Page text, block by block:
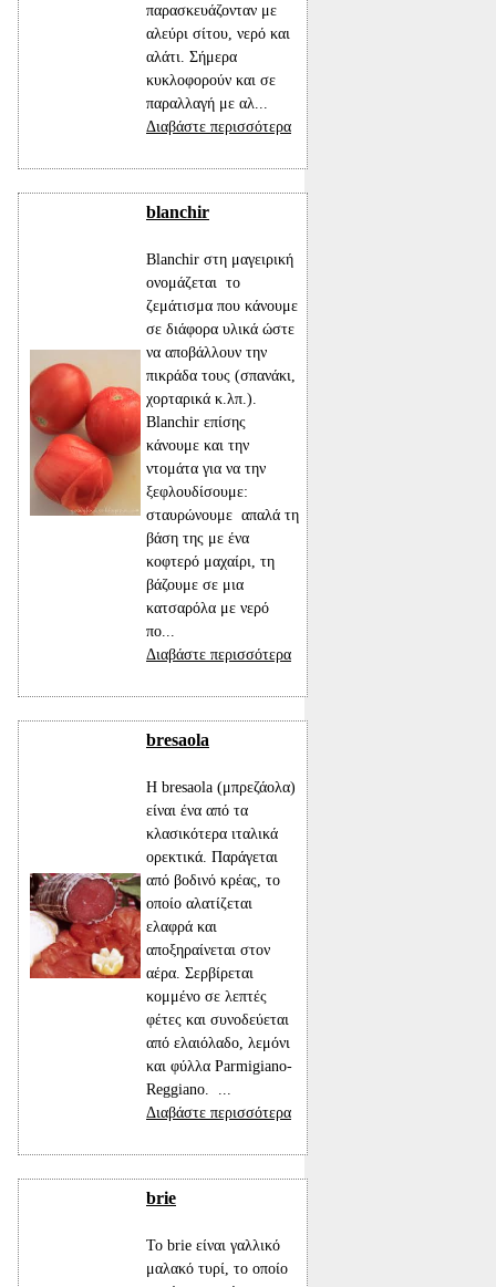
παρασκευάζονταν με
αλεύρι σίτου, νερό και
αλάτι. Σήμερα
κυκλοφορούν και σε
παραλλαγή με αλ...
Διαβάστε περισσότερα
blanchir
Blanchir στη μαγειρική
ονομάζεται το
ζεμάτισμα που κάνουμε
σε διάφορα υλικά ώστε
να αποβάλλουν την
πικράδα τους (σπανάκι,
χορταρικά κ.λπ.).
Blanchir επίσης
κάνουμε και την
ντομάτα για να την
ξεφλουδίσουμε:
σταυρώνουμε απαλά τη
βάση της με ένα
κοφτερό μαχαίρι, τη
βάζουμε σε μια
κατσαρόλα με νερό
πο...
Διαβάστε περισσότερα
bresaola
Η bresaola (μπρεζάολα)
είναι ένα από τα
κλασικότερα ιταλικά
ορεκτικά. Παράγεται
από βοδινό κρέας, το
οποίο αλατίζεται
ελαφρά και
αποξηραίνεται στον
αέρα. Σερβίρεται
κομμένο σε λεπτές
φέτες και συνοδεύεται
από ελαιόλαδο, λεμόνι
και φύλλα Parmigiano-
Reggiano. ...
Διαβάστε περισσότερα
brie
Το brie είναι γαλλικό
μαλακό τυρί, το οποίο